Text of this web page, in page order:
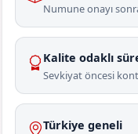
Numune onayı
Kalite odaklı
Sevkiyat öncesi
Türkiye geneli